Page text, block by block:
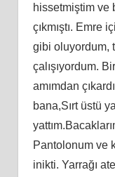
hissetmiştim ve
çıkmıştı. Emre
gibi oluyordum,
çalışıyordum.
amımdan
bana,Sırt üstü
Pantolonum ve
inikti. Yarrağı